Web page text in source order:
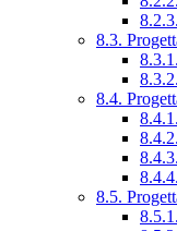
8.3.
8.4.
8.5.